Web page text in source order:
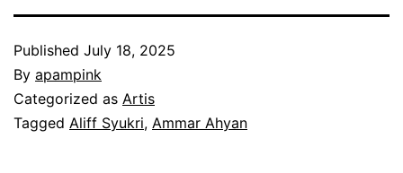
Published July 18, 2025
By apampink
Categorized as Artis
Tagged Aliff Syukri, Ammar Ahyan